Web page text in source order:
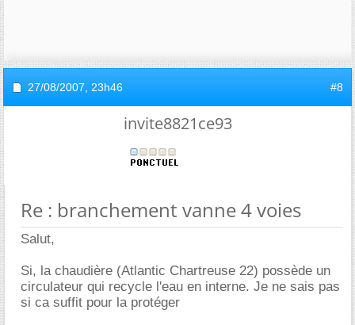
27/08/2007, 23h46 #8
invite8821ce93
Re : branchement vanne 4 voies
Salut,
Si, la chaudière (Atlantic Chartreuse 22) possède un
circulateur qui recycle l'eau en interne. Je ne sais pas
si ca suffit pour la protéger